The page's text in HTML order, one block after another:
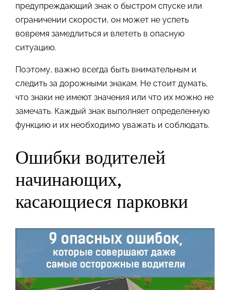
предупреждающий знак о быстром спуске или
ограничении скорости, он может не успеть
вовремя замедлиться и влететь в опасную
ситуацию.
Поэтому, важно всегда быть внимательным и
следить за дорожными знакам. Не стоит думать,
что знаки не имеют значения или что их можно не
замечать. Каждый знак выполняет определенную
функцию и их необходимо уважать и соблюдать.
Ошибки водителей
начинающих,
касающиеся парковки